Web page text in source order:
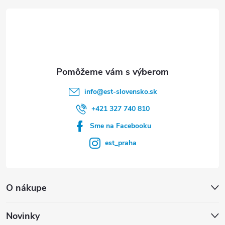
O nákupe
Novinky
info@est-slovensko.sk
+421 327 740 810
Sme na Facebooku
est_praha